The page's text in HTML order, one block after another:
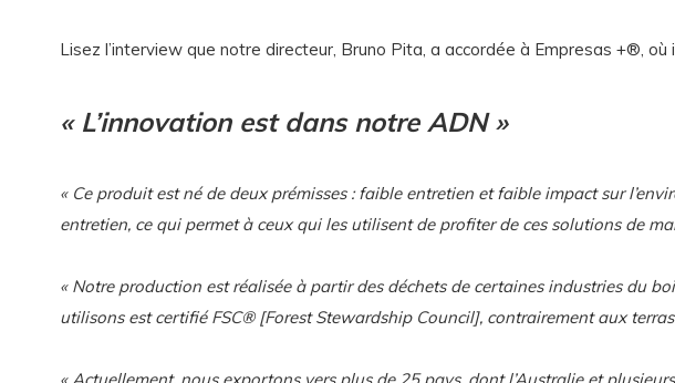
Lisez l’interview que notre directeur, Bruno Pita, a accordée à Empresas +®, où
« L’innovation est dans notre ADN »
« Ce produit est né de deux prémisses : faible entretien et faible impact sur
entretien, ce qui permet à ceux qui les utilisent de profiter de ces solutions de
« Notre production est réalisée à partir des déchets de certaines industries du
utilisons est certifié FSC® [Forest Stewardship Council], contrairement aux